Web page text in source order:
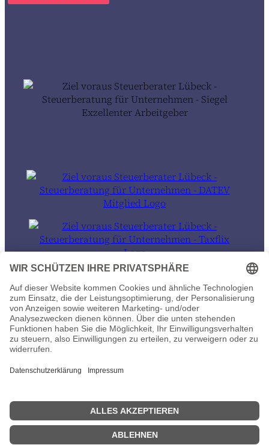
© 2026 Ziel voraus Steuerberater in Lübeck und auch 100% remote
Datenschutz
Wir sind umgezogen
ab sofort finden Sie uns in der Wakenitzstraße 11 in Lübeck.